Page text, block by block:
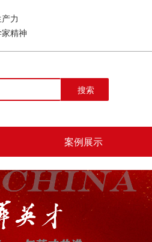
力
精神
搜索
案例展示